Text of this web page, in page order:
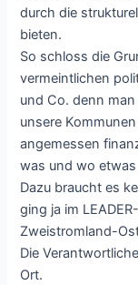
durch die
bieten.
So schloss die
vermeintlichen
und Co. denn
unsere
angemessen
was und wo
Dazu braucht es
ging ja im
Zweistromland-
Die
Ort.